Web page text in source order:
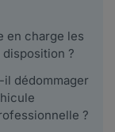
en charge les
?
il dédommager
?